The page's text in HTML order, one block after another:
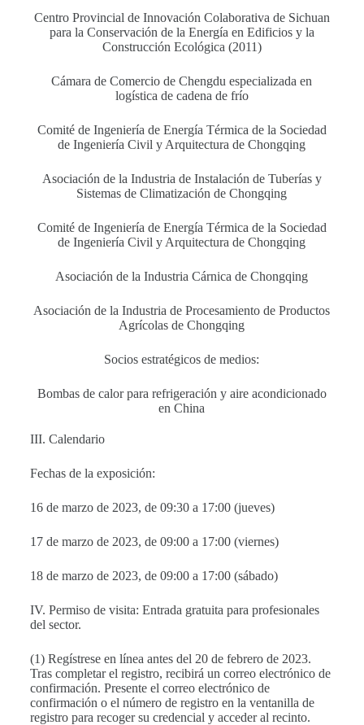
Centro Provincial de Innovación Colaborativa de Sichuan
para la Conservación de la Energía en Edificios y la
Construcción Ecológica (2011)
Cámara de Comercio de Chengdu especializada en
logística de cadena de frío
Comité de Ingeniería de Energía Térmica de la Sociedad
de Ingeniería Civil y Arquitectura de Chongqing
Asociación de la Industria de Instalación de Tuberías y
Sistemas de Climatización de Chongqing
Comité de Ingeniería de Energía Térmica de la Sociedad
de Ingeniería Civil y Arquitectura de Chongqing
Asociación de la Industria Cárnica de Chongqing
Asociación de la Industria de Procesamiento de Productos
Agrícolas de Chongqing
Socios estratégicos de medios:
Bombas de calor para refrigeración y aire acondicionado
en China
III. Calendario
Fechas de la exposición:
16 de marzo de 2023, de 09:30 a 17:00 (jueves)
17 de marzo de 2023, de 09:00 a 17:00 (viernes)
18 de marzo de 2023, de 09:00 a 17:00 (sábado)
IV. Permiso de visita: Entrada gratuita para profesionales
del sector.
(1) Regístrese en línea antes del 20 de febrero de 2023.
Tras completar el registro, recibirá un correo electrónico de
confirmación. Presente el correo electrónico de
confirmación o el número de registro en la ventanilla de
registro para recoger su credencial y acceder al recinto.